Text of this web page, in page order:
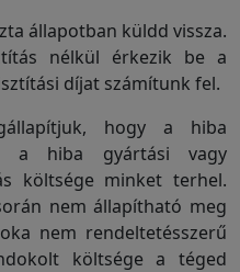
állapotban küldd vissza.
nélkül érkezik be a
díjat számítunk fel.
hogy a hiba
a hiba gyártási vagy
költsége minket terhel.
nem állapítható meg
nem rendeltetésszerű
költsége a téged